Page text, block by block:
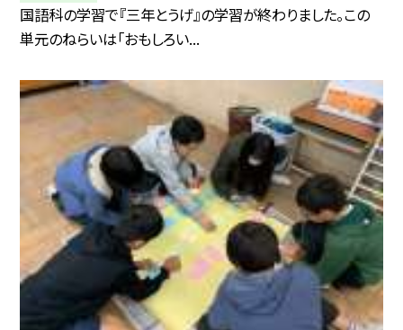
国語科の学習で『三年とうげ』の学習が終わりました。この
単元のねらいは「おもしろい...